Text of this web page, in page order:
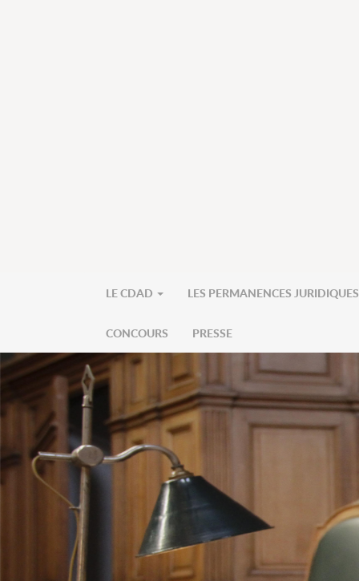
LE CDAD LES PERMANENCES JURIDIQUES
CONCOURS PRESSE